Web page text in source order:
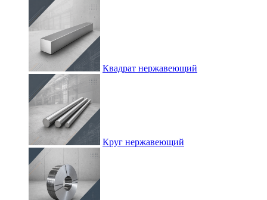
Квадрат нержавеющий
Круг нержавеющий